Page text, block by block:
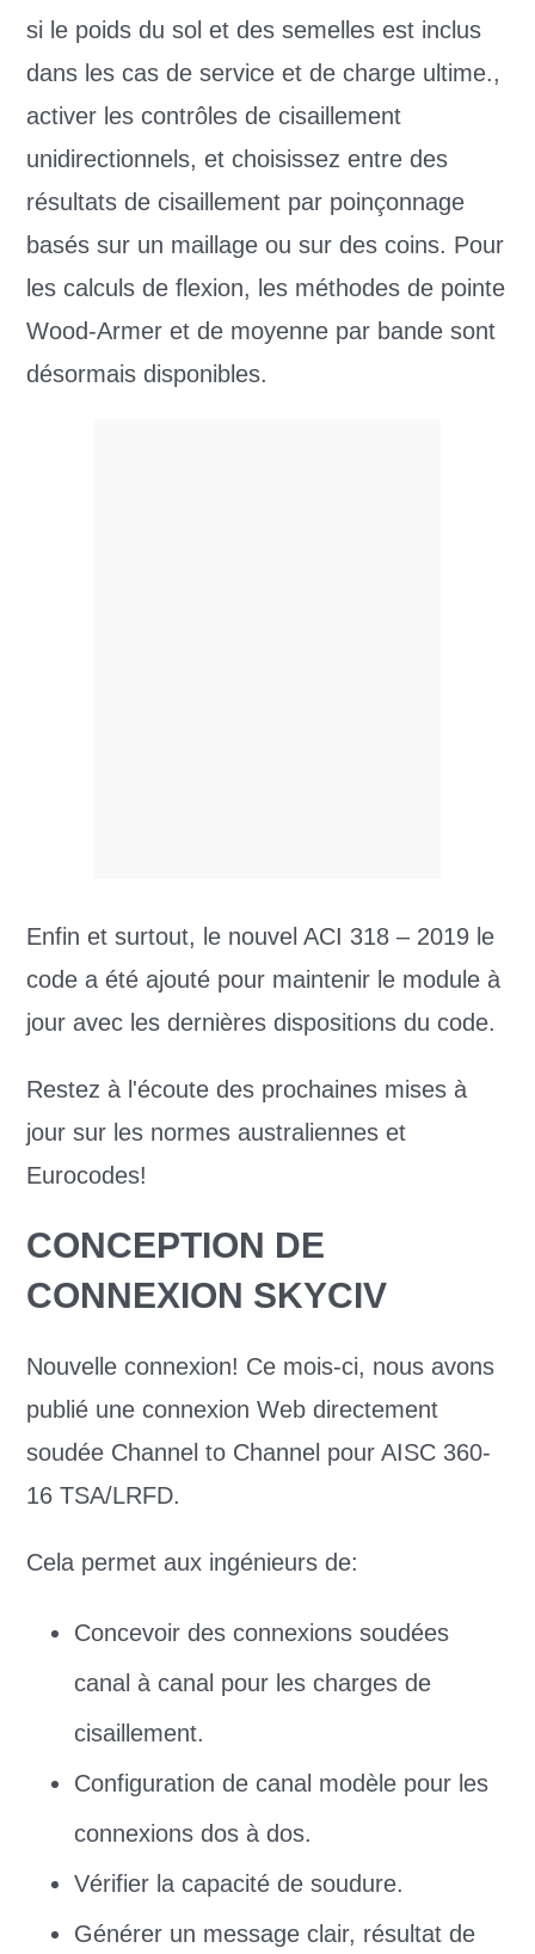
si le poids du sol et des semelles est inclus
dans les cas de service et de charge ultime.,
activer les contrôles de cisaillement
unidirectionnels, et choisissez entre des
résultats de cisaillement par poinçonnage
basés sur un maillage ou sur des coins. Pour
les calculs de flexion, les méthodes de pointe
Wood-Armer et de moyenne par bande sont
désormais disponibles.
Enfin et surtout, le nouvel ACI 318 – 2019 le
code a été ajouté pour maintenir le module à
jour avec les dernières dispositions du code.
Restez à l'écoute des prochaines mises à
jour sur les normes australiennes et
Eurocodes!
CONCEPTION DE
CONNEXION SKYCIV
Nouvelle connexion! Ce mois-ci, nous avons
publié une connexion Web directement
soudée Channel to Channel pour AISC 360-
16 TSA/LRFD.
Cela permet aux ingénieurs de:
Concevoir des connexions soudées
canal à canal pour les charges de
cisaillement.
Configuration de canal modèle pour les
connexions dos à dos.
Vérifier la capacité de soudure.
Générer un message clair, résultat de